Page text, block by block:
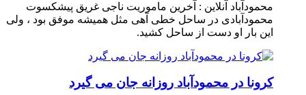
محمودآباد آنلاین : آخرین ماموریت ناجی غریق پیشکسوت
محمودآبادی در ساحل خطی آهی مثل همیشه موفق بود ، ولی
این بار او دست از ساحل کشید.
کرونا در محمودآباد روزانه جان می گیرد